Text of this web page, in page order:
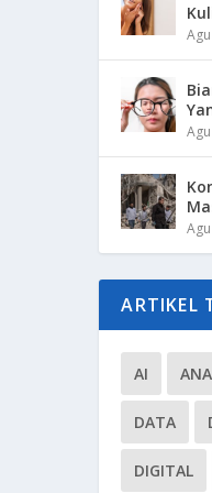
ARTIKEL
AI
DATA
DIGITAL